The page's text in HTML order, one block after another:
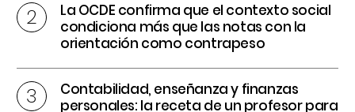
La OCDE confirma que el contexto social
condiciona más que las notas con la
orientación como contrapeso
Contabilidad, enseñanza y finanzas
personales: la receta de un profesor para